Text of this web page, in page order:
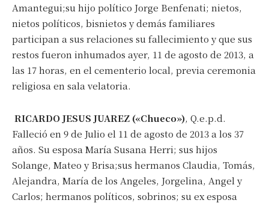
Amantegui;su hijo político Jorge Benfenati; nietos,
nietos políticos, bisnietos y demás familiares
participan a sus relaciones su fallecimiento y que sus
restos fueron inhumados ayer, 11 de agosto de 2013, a
las 17 horas, en el cementerio local, previa ceremonia
religiosa en sala velatoria.
RICARDO JESUS JUAREZ («Chueco»), Q.e.p.d.
Falleció en 9 de Julio el 11 de agosto de 2013 a los 37
años. Su esposa María Susana Herri; sus hijos
Solange, Mateo y Brisa;sus hermanos Claudia, Tomás,
Alejandra, María de los Angeles, Jorgelina, Angel y
Carlos; hermanos políticos, sobrinos; su ex esposa